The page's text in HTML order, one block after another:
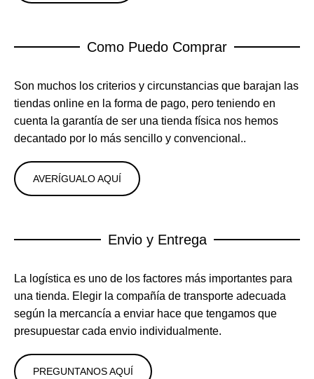
Como Puedo Comprar
Son muchos los criterios y circunstancias que barajan las
tiendas online en la forma de pago, pero teniendo en
cuenta la garantía de ser una tienda física nos hemos
decantado por lo más sencillo y convencional..
AVERÍGUALO AQUÍ
Envio y Entrega
La logística es uno de los factores más importantes para
una tienda. Elegir la compañía de transporte adecuada
según la mercancía a enviar hace que tengamos que
presupuestar cada envio individualmente.
PREGUNTANOS AQUÍ